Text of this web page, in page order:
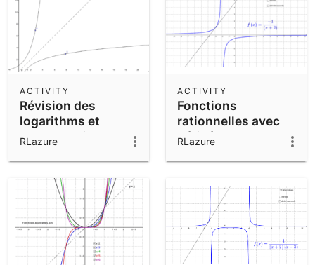
Révision des
logarithms et
l'exponentiel
ACTIVITY
RLazure
Fonctions
rationnelles avec
dérivées. ex 3
ACTIVITY
RLazure